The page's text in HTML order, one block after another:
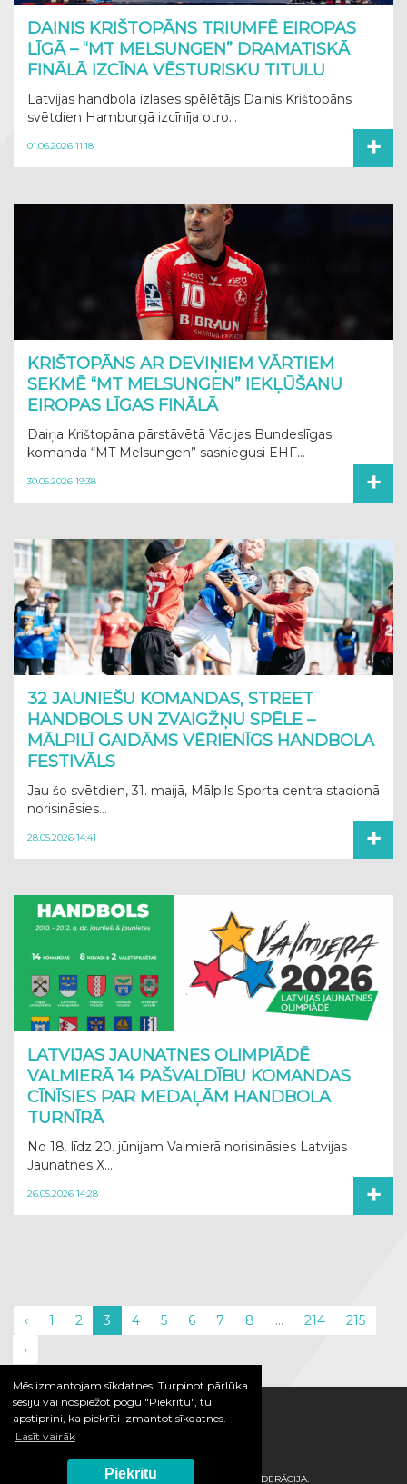
Mēs izmantojam sīkdatnes! Turpinot pārlūka
sesiju vai nospiežot pogu "Piekrītu", tu
apstiprini, ka piekrīti izmantot sīkdatnes.
Lasīt vairāk
Piekrītu
DAINIS KRIŠTOPĀNS TRIUMFĒ EIROPAS
LĪGĀ – “MT MELSUNGEN” DRAMATISKĀ
FINĀLĀ IZCĪNA VĒSTURISKU TITULU
Latvijas handbola izlases spēlētājs Dainis Krištopāns
svētdien Hamburgā izcīnīja otro...
01.06.2026 11:18 +
KRIŠTOPĀNS AR DEVIŅIEM VĀRTIEM
SEKMĒ “MT MELSUNGEN” IEKĻŪŠANU
EIROPAS LĪGAS FINĀLĀ
Daiņa Krištopāna pārstāvētā Vācijas Bundeslīgas
komanda “MT Melsungen” sasniegusi EHF...
30.05.2026 19:38 +
32 JAUNIEŠU KOMANDAS, STREET
HANDBOLS UN ZVAIGŽŅU SPĒLE –
MĀLPILĪ GAIDĀMS VĒRIENĪGS HANDBOLA
FESTIVĀLS
Jau šo svētdien, 31. maijā, Mālpils Sporta centra stadionā
norisināsies...
28.05.2026 14:41 +
LATVIJAS JAUNATNES OLIMPIĀDĒ
VALMIERĀ 14 PAŠVALDĪBU KOMANDAS
CĪNĪSIES PAR MEDAĻĀM HANDBOLA
TURNĪRĀ
No 18. līdz 20. jūnijam Valmierā norisināsies Latvijas
Jaunatnes X...
26.05.2026 14:28 +
‹ 1 2 3 4 5 6 7 8 ... 214
215
›
© 2026 / LATVIJAS HANDBOLA FEDERĀCIJA.